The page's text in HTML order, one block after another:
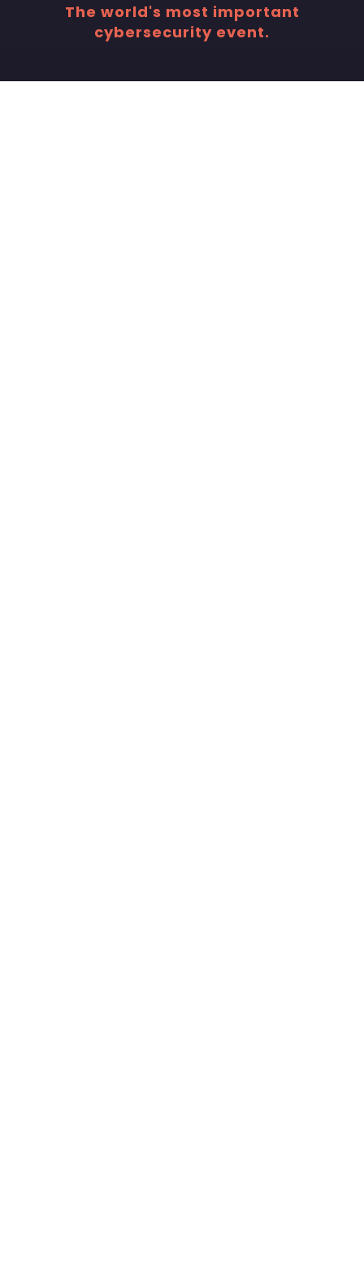
The world's most important
cybersecurity event.